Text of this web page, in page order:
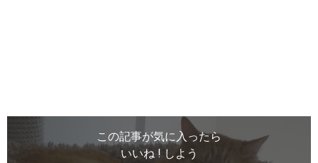
この記事が気に入ったら
いいね ! しよう